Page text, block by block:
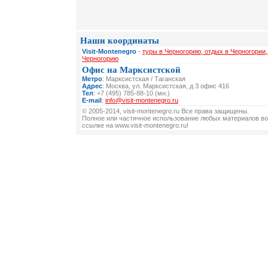
Наши координаты
Visit-Montenegro - туры в Черногорию, отдых в
Черногорию
Офис на Марксистской
Метро: Марксистская / Таганская
Адрес: Москва, ул. Марксистская, д 3 офис 416
Тел: +7 (495) 785-88-10 (мн.)
E-mail: info@visit-montenegro.ru
© 2005-2014, visit-montenegro.ru Все права защищены.
Полное или частичное использование любых материалов
ссылке на www.visit-montenegro.ru!